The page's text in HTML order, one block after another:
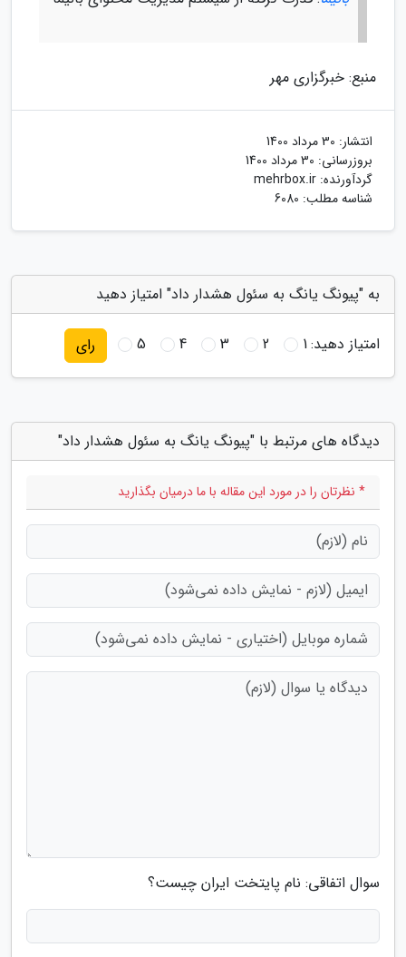
منبع: خبرگزاری مهر
انتشار: 30 مرداد 1400
بروزرسانی: 30 مرداد 1400
گردآورنده: mehrbox.ir
شناسه مطلب: 6080
به "پیونگ یانگ به سئول هشدار داد" امتیاز دهید
امتیاز دهید:1
2
3
4
5 رای
دیدگاه های مرتبط با "پیونگ یانگ به سئول هشدار داد"
* نظرتان را در مورد این مقاله با ما درمیان بگذارید
سوال اتفاقی: نام پایتخت ایران چیست؟